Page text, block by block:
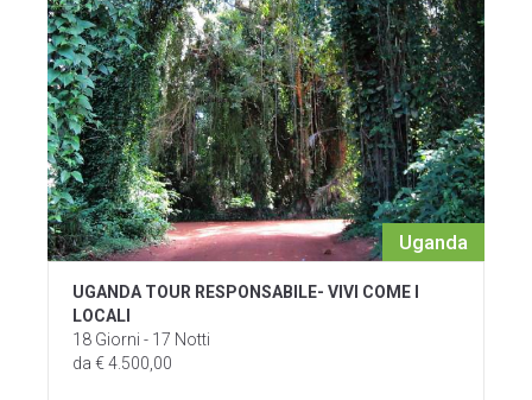
Uganda
UGANDA TOUR RESPONSABILE- VIVI COME I
LOCALI
18 Giorni - 17 Notti
da € 4.500,00